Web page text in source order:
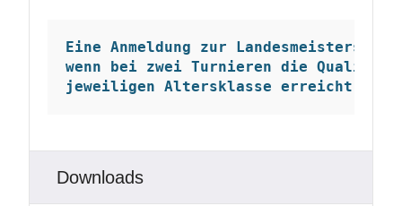
Eine Anmeldung zur
wenn bei zwei Turnieren die
jeweiligen Altersklasse erreicht
Downloads